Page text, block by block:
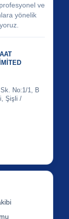
ve
yönelik
No:1/1, B
Şişli /